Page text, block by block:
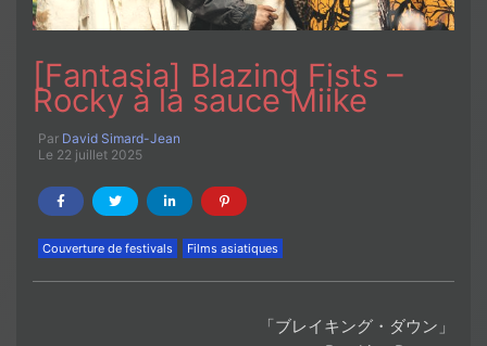
[Fantasia] Blazing Fists –
Rocky à la sauce Miike
Par David Simard-Jean
Le 22 juillet 2025
Couverture de festivals Films asiatiques
「ブレイキング・ダウン」